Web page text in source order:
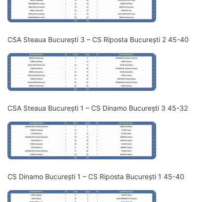
CSA Steaua București 3 – CS Riposta București 2 45-40
CSA Steaua București 1 – CS Dinamo București 3 45-32
CS Dinamo București 1 – CS Riposta București 1 45-40